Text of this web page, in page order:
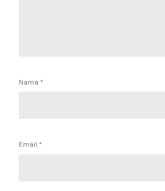
Nama *
Email *